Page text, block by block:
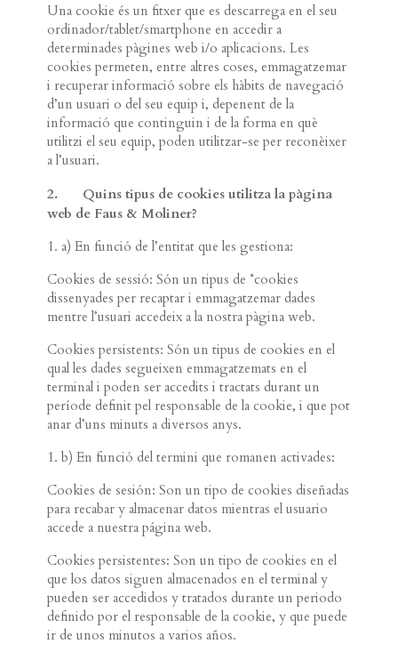
Una cookie és un fitxer que es descarrega en el seu
ordinador/tablet/smartphone en accedir a
determinades pàgines web i/o aplicacions. Les
cookies permeten, entre altres coses, emmagatzemar
i recuperar informació sobre els hàbits de navegació
d’un usuari o del seu equip i, depenent de la
informació que continguin i de la forma en què
utilitzi el seu equip, poden utilitzar-se per reconèixer
a l’usuari.
2. Quins tipus de cookies utilitza la pàgina
web de Faus & Moliner?
1. a) En funció de l’entitat que les gestiona:
Cookies de sessió: Són un tipus de *cookies
dissenyades per recaptar i emmagatzemar dades
mentre l’usuari accedeix a la nostra pàgina web.
Cookies persistents: Són un tipus de cookies en el
qual les dades segueixen emmagatzemats en el
terminal i poden ser accedits i tractats durant un
període definit pel responsable de la cookie, i que pot
anar d’uns minuts a diversos anys.
1. b) En funció del termini que romanen activades:
Cookies de sesión: Son un tipo de cookies diseñadas
para recabar y almacenar datos mientras el usuario
accede a nuestra página web.
Cookies persistentes: Son un tipo de cookies en el
que los datos siguen almacenados en el terminal y
pueden ser accedidos y tratados durante un periodo
definido por el responsable de la cookie, y que puede
ir de unos minutos a varios años.